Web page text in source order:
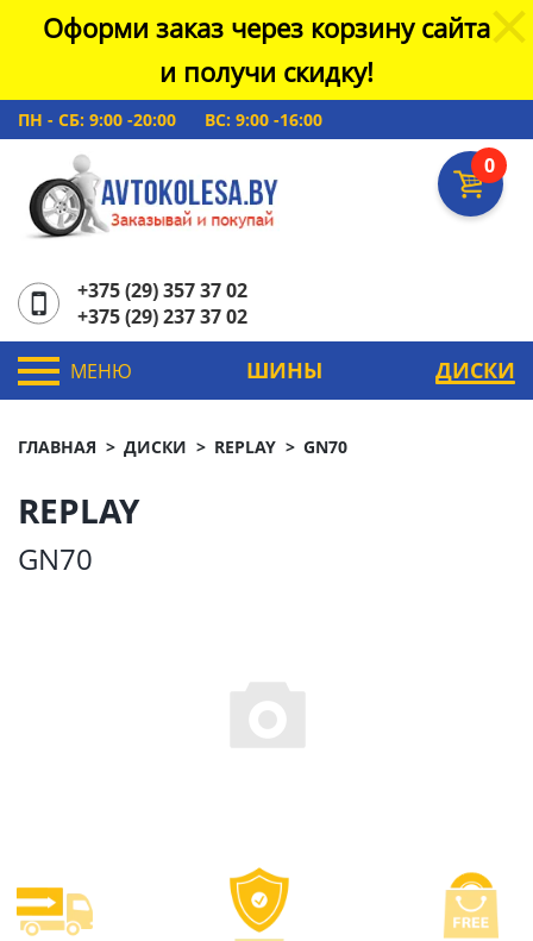
Оформи заказ через корзину сайта
и получи скидку!
ПН - СБ: 9:00 -20:00 ВС: 9:00 -16:00
0
+375 (29) 357 37 02
+375 (29) 237 37 02
МЕНЮ ШИНЫ ДИСКИ
ГЛАВНАЯ ДИСКИ REPLAY GN70
REPLAY
GN70